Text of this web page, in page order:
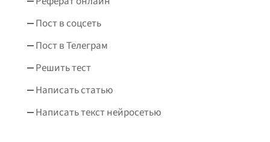
Пост в соцсеть
Пост в Телеграм
Решить тест
Написать статью
Написать текст нейросетью